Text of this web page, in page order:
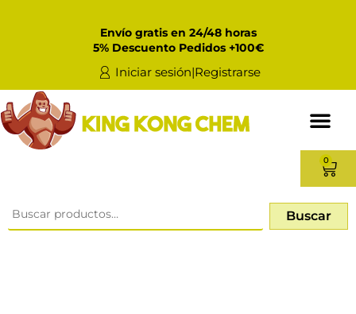
Envío gratis en 24/48 horas
5% Descuento Pedidos +100€
Iniciar sesión|Registrarse
0
Buscar